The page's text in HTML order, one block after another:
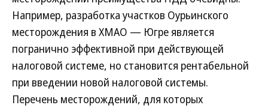
Например, разработка участков Оурьинского
месторождения в ХМАО — Югре является
погранично эффективной при действующей
налоговой системе, но становится рентабельной
при введении новой налоговой системы.
Перечень месторождений, для которых